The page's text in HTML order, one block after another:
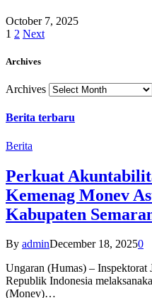
October 7, 2025
1 2 Next
Archives
Archives
Berita terbaru
Berita
Perkuat
Kemenag Monev
Kabupaten
By adminDecember 18, 20250
Ungaran (Humas) – Inspektorat
Republik Indonesia
(Monev)…